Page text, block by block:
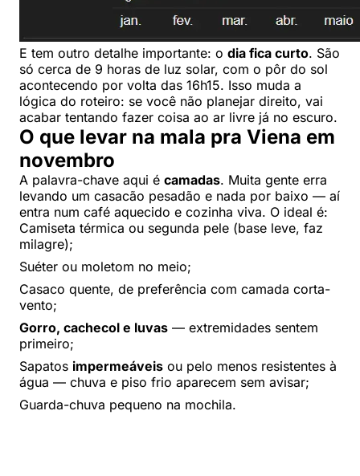
E tem outro detalhe importante: o dia fica curto. São
só cerca de 9 horas de luz solar, com o pôr do sol
acontecendo por volta das 16h15. Isso muda a
lógica do roteiro: se você não planejar direito, vai
acabar tentando fazer coisa ao ar livre já no escuro.
O que levar na mala pra Viena em
novembro
A palavra-chave aqui é camadas. Muita gente erra
levando um casacão pesadão e nada por baixo — aí
entra num café aquecido e cozinha viva. O ideal é:
Camiseta térmica ou segunda pele (base leve, faz
milagre);
Suéter ou moletom no meio;
Casaco quente, de preferência com camada corta-
vento;
Gorro, cachecol e luvas — extremidades sentem
primeiro;
Sapatos impermeáveis ou pelo menos resistentes à
água — chuva e piso frio aparecem sem avisar;
Guarda-chuva pequeno na mochila.